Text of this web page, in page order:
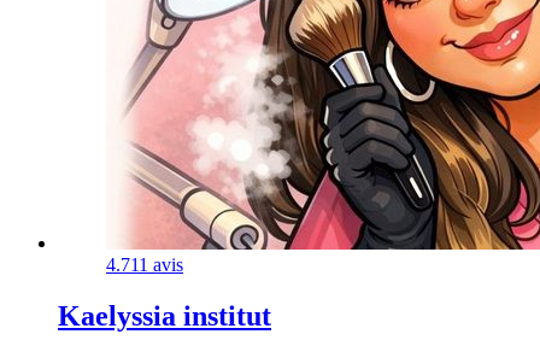
4.711 avis
Kaelyssia institut